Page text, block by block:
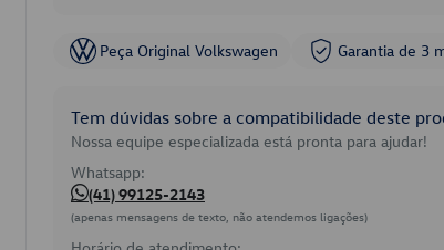
Peça Original Volkswagen Garantia de 3
Tem dúvidas sobre a compatibilidade deste
Nossa equipe especializada está pronta para ajudar!
Whatsapp:
(41) 99125-2143
(apenas mensagens de texto, não atendemos ligações)